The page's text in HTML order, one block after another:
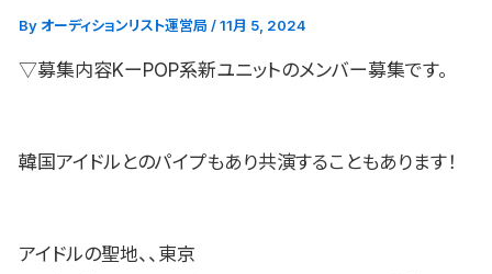
By オーディションリスト運営局 /11月 5, 2024
▽募集内容KーPOP系新ユニットのメンバー募集です。
韓国アイドルとのパイプもあり共演することもあります！
アイドルの聖地、、東京